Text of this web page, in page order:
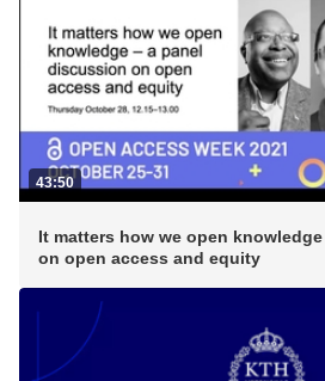
43:50
It matters how we open
on open access and equity